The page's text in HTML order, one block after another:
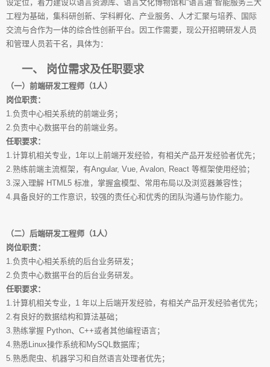
设定位，着力建设以语言资源库、语言文化博物馆和“语言通”智能服务三大
工程为基础，集科研创新、学科孵化、产业服务、人才汇聚与培养、国际
交流与合作为一体的综合性创新平台。因工作需要，现公开招聘研发人员
和管理人员若干名，具体为：
一、 岗位需求及任职要求
（一）前端研发工程师（1人）
岗位职责：
1.负责中心相关系统的前端业务；
2.负责中心数据平台的前端业务。
任职要求：
1.计算机相关专业，1年以上前端开发经验，有相关产品开发经验者优先；
2.熟练前端主流框架，有Angular, Vue, Avalon, React 等框架使用经验；
3.深入理解 HTML5 标准，掌握盒模型、常用布局以及浏览器兼容性；
4.具备良好的工作意识，较强的责任心和优秀的团队沟通与协作能力。
（二）后端研发工程师（1人）
岗位职责：
1.负责中心相关系统的后台业务研发；
2.负责中心数据平台的后台业务研发。
任职要求：
1.计算机相关专业，1 年以上后端开发经验，有相关产品开发经验者优先；
2.有良好的数据结构和算法基础；
3.熟练掌握 Python、C++或者其他编程语言；
4.熟悉Linux操作系统和MySQL数据库；
5.熟悉爬虫、机器学习和自然语言处理者优先；